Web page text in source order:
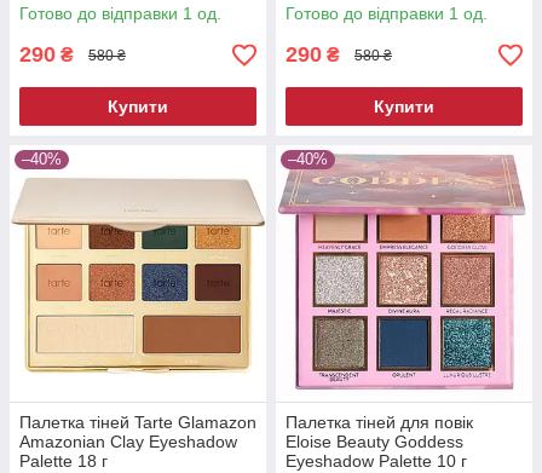
шоколад 2 г
Готово до відправки 1 од.
290 ₴ 580 ₴
Купити
теракота 2 г
Готово до відправки 1 од.
290 ₴ 580 ₴
Купити
–40%
Палетка тіней Tarte Glamazon
Amazonian Clay Eyeshadow
Palette 18 г
–40%
Палетка тіней для повік
Eloise Beauty Goddess
Eyeshadow Palette 10 г